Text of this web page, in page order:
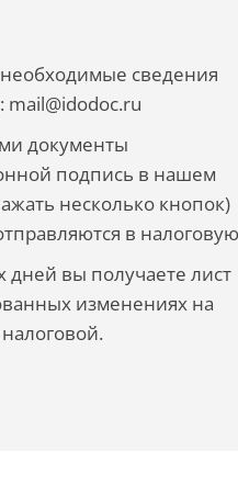
сведения
mail@idodoc.ru
документы
подпись в нашем
несколько кнопок)
в
дней вы получаете лист
изменениях на